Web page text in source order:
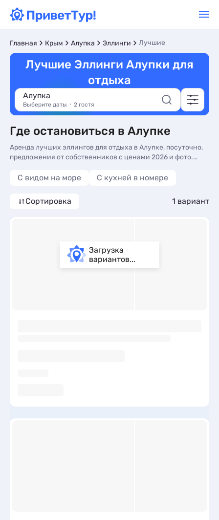
Главная Крым Алупка Эллинги Лучшие
Лучшие Эллинги Алупки для
отдыха
Алупка
Выберите даты 2 гостя
Где остановиться в Алупке
Аренда лучших эллингов для отдыха в Алупке, посуточно,
предложения от собственников с ценами 2026 и фото.
вариантов, от 3500 руб, номера с кухней в номере, сменой
С видом на море C кухней в номере
Сортировка 1 вариант
Загрузка
вариантов...